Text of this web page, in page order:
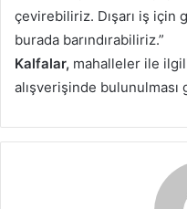
çevirebiliriz. Dışarı iş için
burada barındırabiliriz.”
Kalfalar, mahalleler ile
alışverişinde